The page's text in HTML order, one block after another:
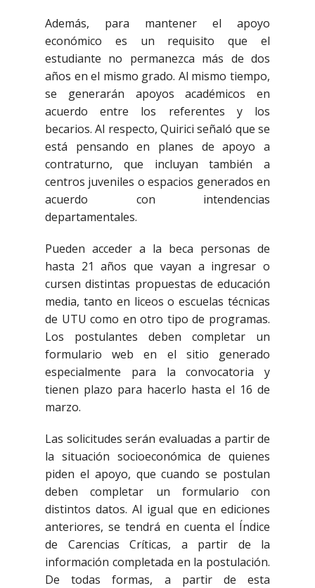
Además, para mantener el apoyo
económico es un requisito que el
estudiante no permanezca más de dos
años en el mismo grado. Al mismo tiempo,
se generarán apoyos académicos en
acuerdo entre los referentes y los
becarios. Al respecto, Quirici señaló que se
está pensando en planes de apoyo a
contraturno, que incluyan también a
centros juveniles o espacios generados en
acuerdo con intendencias
departamentales.
Pueden acceder a la beca personas de
hasta 21 años que vayan a ingresar o
cursen distintas propuestas de educación
media, tanto en liceos o escuelas técnicas
de UTU como en otro tipo de programas.
Los postulantes deben completar un
formulario web en el sitio generado
especialmente para la convocatoria y
tienen plazo para hacerlo hasta el 16 de
marzo.
Las solicitudes serán evaluadas a partir de
la situación socioeconómica de quienes
piden el apoyo, que cuando se postulan
deben completar un formulario con
distintos datos. Al igual que en ediciones
anteriores, se tendrá en cuenta el Índice
de Carencias Críticas, a partir de la
información completada en la postulación.
De todas formas, a partir de esta